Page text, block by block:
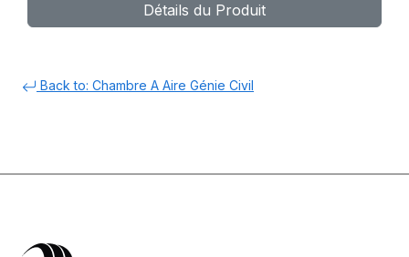
Détails du Produit
Back to: Chambre A Aire Génie Civil